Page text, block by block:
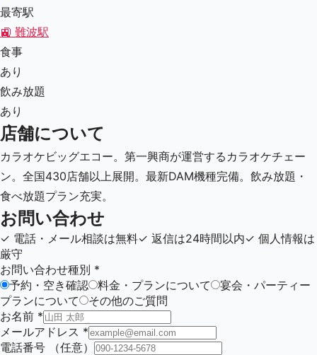
最寄駅
🚉 難波駅
食事
あり
飲み放題
あり
店舗について
カラオケビッグエコー。第一興商が運営するカラオケチェー
ン。全国430店舗以上展開。最新DAM機種完備。飲み放題・
食べ放題プラン充実。
お問い合わせ
✓ 電話・メール相談は無料✓ 返信は24時間以内✓ 個人情報は
厳守
お問い合わせ種別 *
予約・空き確認
料金・プランについて
宴会・パーティー
プランについて
その他のご質問
お名前 *
メールアドレス *
電話番号
（任意）